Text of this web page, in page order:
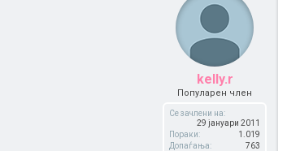
kelly.r
Популарен член
Се зачлени на:
29 јануари 2011
Пораки:
1.019
Допаѓања:
763